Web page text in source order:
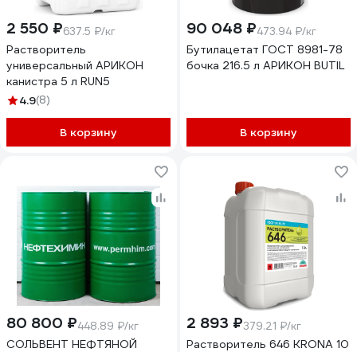
2 550 ₽637.5 ₽/кг
Растворитель
универсальный АРИКОН
канистра 5 л RUN5
4.9(8)
В корзину
90 048 ₽473.94 ₽/кг
Бутилацетат ГОСТ 8981-78
бочка 216.5 л АРИКОН BUTIL
В корзину
80 800 ₽448.89 ₽/кг
СОЛЬВЕНТ НЕФТЯНОЙ
2 893 ₽379.21 ₽/кг
Растворитель 646 KRONA 10